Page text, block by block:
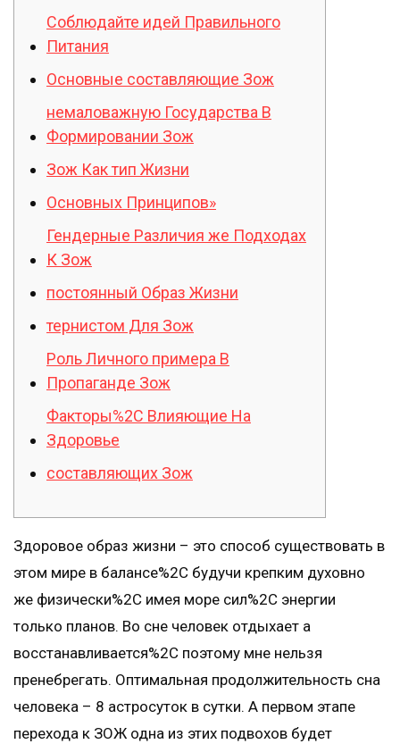
Соблюдайте идей Правильного
Питания
Основные составляющие Зож
немаловажную Государства В
Формировании Зож
Зож Как тип Жизни
Основных Принципов»
Гендерные Различия же Подходах
К Зож
постоянный Образ Жизни
тернистом Для Зож
Роль Личного примера В
Пропаганде Зож
Факторы%2C Влияющие На
Здоровье
составляющих Зож
Здоровое образ жизни – это способ существовать в
этом мире в балансе%2C будучи крепким духовно
же физически%2C имея море сил%2C энергии
только планов. Во сне человек отдыхает а
восстанавливается%2C поэтому мне нельзя
пренебрегать. Оптимальная продолжительность сна
человека – 8 астросуток в сутки. А первом этапе
перехода к ЗОЖ одна из этих подвохов будет